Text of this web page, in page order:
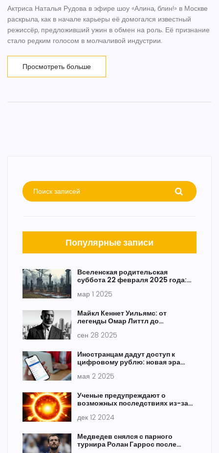
Актриса Наталья Рудова в эфире шоу «Алина, блин!» в Москве
раскрыла, как в начале карьеры её домогался известный
режиссёр, предложивший ужин в обмен на роль. Её признание
стало редким голосом в молчаливой индустрии.
Просмотреть больше
Популярные записи
Вселенская родительская
суббота 22 февраля 2025 года:
мар 1 2025
Майкл Кеннет Уильямс: от
легенды Омар Литтл до
сен 28 2025
Иностранцам дадут доступ к
цифровому рублю: новая эра
мая 2 2025
Ученые предупреждают о
возможных последствиях из-за
активности
дек 12 2024
Медведев снялся с парного
турнира Ролан Гаррос после